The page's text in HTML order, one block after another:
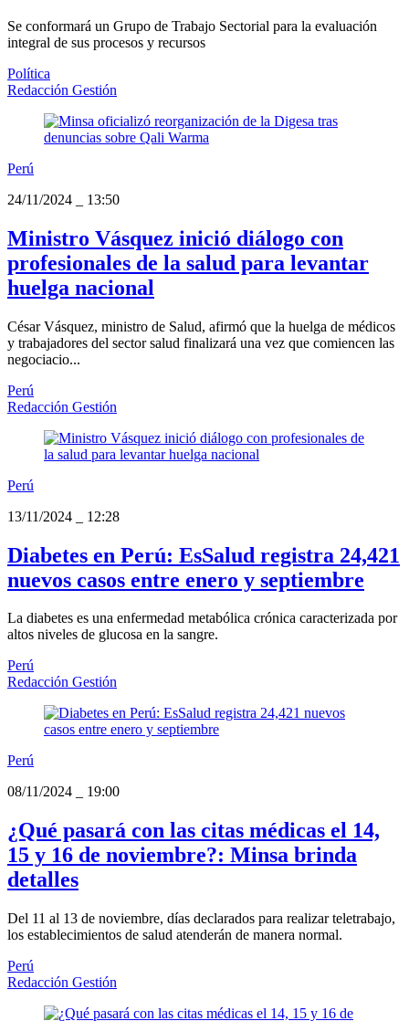
Se conformará un Grupo de Trabajo Sectorial para la evaluación
integral de sus procesos y recursos
Política
Redacción Gestión
Perú
24/11/2024
13:50
Ministro Vásquez inició diálogo con
profesionales de la salud para levantar
huelga nacional
César Vásquez, ministro de Salud, afirmó que la huelga de médicos
y trabajadores del sector salud finalizará una vez que comiencen las
negociacio...
Perú
Redacción Gestión
Perú
13/11/2024
12:28
Diabetes en Perú: EsSalud registra 24,421
nuevos casos entre enero y septiembre
La diabetes es una enfermedad metabólica crónica caracterizada por
altos niveles de glucosa en la sangre.
Perú
Redacción Gestión
Perú
08/11/2024
19:00
¿Qué pasará con las citas médicas el 14,
15 y 16 de noviembre?: Minsa brinda
detalles
Del 11 al 13 de noviembre, días declarados para realizar teletrabajo,
los establecimientos de salud atenderán de manera normal.
Perú
Redacción Gestión